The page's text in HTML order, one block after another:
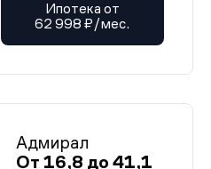
Ипотека от
62 998 ₽/мес.
Адмирал
От 16,8 до 41,1